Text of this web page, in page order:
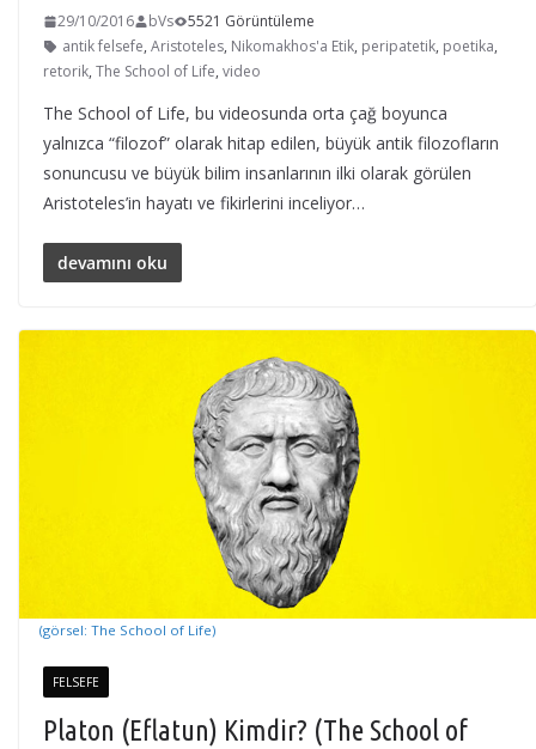
29/10/2016 bVs
5521 Görüntüleme
antik felsefe, Aristoteles, Nikomakhos'a Etik, peripatetik, poetika,
retorik, The School of Life, video
The School of Life, bu videosunda orta çağ boyunca
yalnızca “filozof” olarak hitap edilen, büyük antik filozofların
sonuncusu ve büyük bilim insanlarının ilki olarak görülen
Aristoteles’in hayatı ve fikirlerini inceliyor…
devamını oku
(görsel: The School of Life)
FELSEFE
Platon (Eflatun) Kimdir? (The School of